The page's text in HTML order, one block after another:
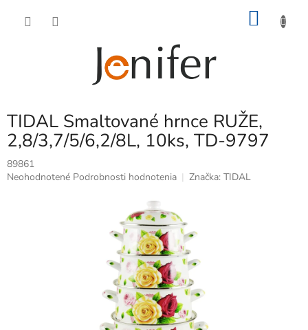
TIDAL Smaltované hrnce RUŽE,
2,8/3,7/5/6,2/8L, 10ks, TD-9797
89861
Priemerné
Neohodnotené Podrobnosti hodnotenia Značka: TIDAL